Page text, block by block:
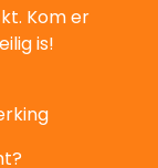
Kom er
is!